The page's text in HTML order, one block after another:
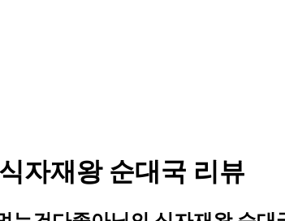
자재왕 순대국 리뷰